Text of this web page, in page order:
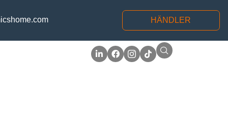
HÄNDLER